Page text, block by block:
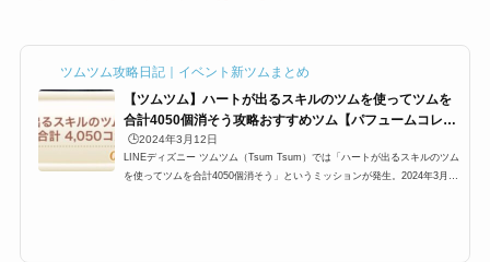
ツムツム攻略日記｜イベント新ツムまとめ
【ツムツム】ハートが出るスキルのツムを使ってツムを
合計4050個消そう攻略おすすめツム【パフュームコレク
ション】
🕒️2024年3月12日
LINEディズニー ツムツム（Tsum Tsum）では「ハートが出るスキルのツム
を使ってツムを合計4050個消そう」というミッションが発生。2024年3月ツ